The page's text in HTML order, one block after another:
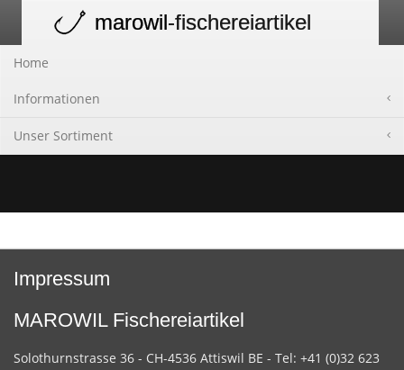
navigation
marowil-fischereiartikel
Home
Informationen
Unser Sortiment
Impressum
MAROWIL Fischereiartikel
Solothurnstrasse 36 - CH-4536 Attiswil BE - Tel: +41 (0)32 623